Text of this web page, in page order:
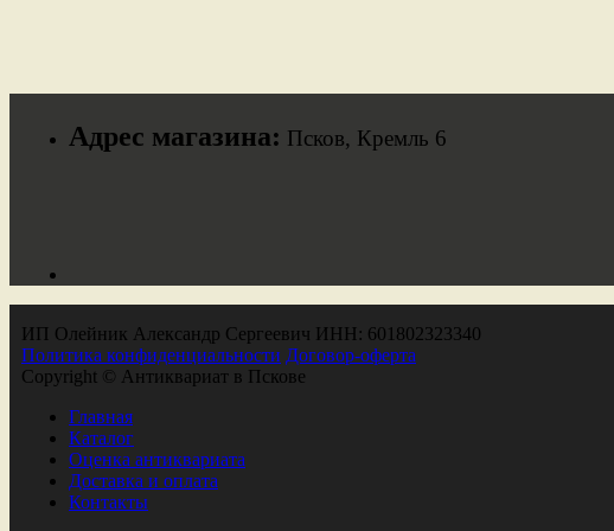
Адрес магазина: Псков, Кремль 6
ИП Олейник Александр Сергеевич ИНН: 601802323340
Политика конфиденциальности Договор-оферта
Copyright © Антиквариат в Пскове
Главная
Каталог
Оценка антиквариата
Доставка и оплата
Контакты